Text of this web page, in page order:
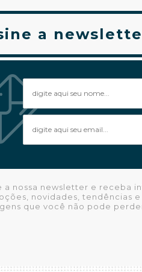
a
a nossa newsletter e receba
novidades, tendências e
que você não pode